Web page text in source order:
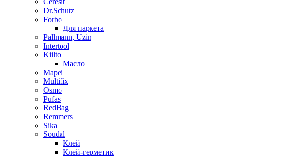
Dr.Schutz
Forbo
Для паркета
Pallmann, Uzin
Intertool
Kiilto
Масло
Mapei
Multifix
Osmo
Pufas
RedBag
Remmers
Sika
Soudal
Клей
Клей-герметик